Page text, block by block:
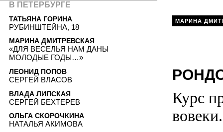
МАРИНА
Курс
вовеки.
В ПЕТЕРБУРГЕ
ТАТЬЯНА ГОРИНА
РУБИНШТЕЙНА, 18
МАРИНА ДМИТРЕВСКАЯ
«ДЛЯ ВЕСЕЛЬЯ НАМ ДАНЫ
МОЛОДЫЕ ГОДЫ…»
ЛЕОНИД ПОПОВ
СЕРГЕЙ ВЛАСОВ
ВЛАДА ЛИПСКАЯ
СЕРГЕЙ БЕХТЕРЕВ
ОЛЬГА СКОРОЧКИНА
НАТАЛЬЯ АКИМОВА